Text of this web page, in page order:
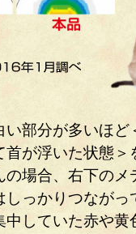
部分が多いほど
首が浮いた状態＞
の場合、右下のメ
しっかりつながっ
中していた赤や黄